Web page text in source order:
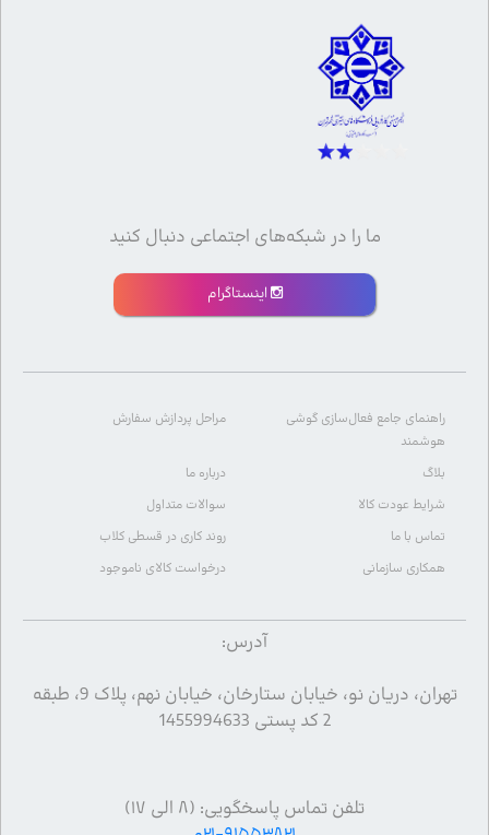
ما را در شبکه‌های اجتماعی دنبال کنید
اینستاگرام
راهنمای جامع فعال‌سازی گوشی
هوشمند
مراحل پردازش سفارش
بلاگ
درباره ما
شرایط عودت کالا
سوالات متداول
تماس با ما
روند کاری در قسطی کلاب
همکاری سازمانی
درخواست کالای ناموجود
آدرس:
تهران، دریان نو، خیابان ستارخان، خیابان نهم، پلاک 9، طبقه
2 کد پستی 1455994633
تلفن تماس پاسخگویی: (۸ الی ۱۷)